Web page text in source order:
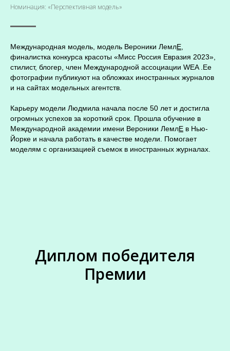
Номинация: «Перспективная модель»
Международная модель, модель Вероники ЛемлЕ,
финалистка конкурса красоты «Мисс Россия Евразия 2023»,
стилист, блогер, член Международной ассоциации WEA .Ее
фотографии публикуют на обложках иностранных журналов
и на сайтах модельных агентств.
Карьеру модели Людмила начала после 50 лет и достигла
огромных успехов за короткий срок. Прошла обучение в
Международной академии имени Вероники ЛемлЕ в Нью-
Йорке и начала работать в качестве модели. Помогает
моделям с организацией съемок в иностранных журналах.
Диплом победителя
Премии